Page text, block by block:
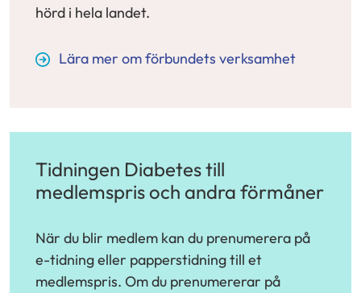
hörd i hela landet.
Lära mer om förbundets verksamhet
Tidningen Diabetes till
medlemspris och andra förmåner
När du blir medlem kan du prenumerera på
e-tidning eller papperstidning till et
medlemspris. Om du prenumererar på